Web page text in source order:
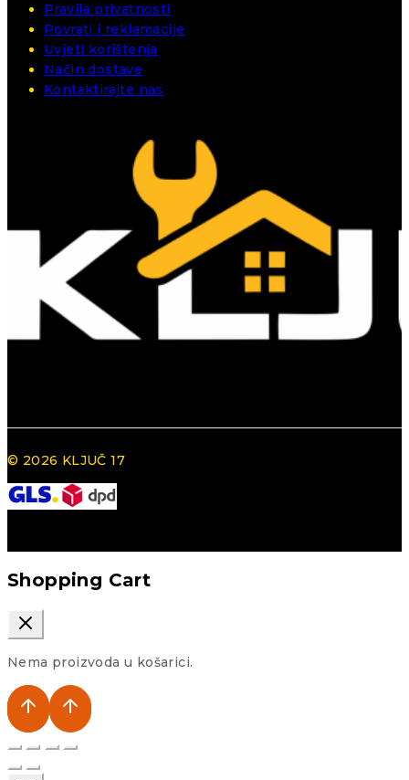
Pravila privatnosti
Povrati i reklamacije
Uvjeti korištenja
Način dostave
Kontaktirajte nas
© 2026 KLJUČ 17
Shopping Cart
Nema proizvoda u košarici.